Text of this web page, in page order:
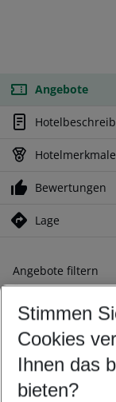
Angebote
Hotelmerkmale
Bewertungen
Lage
Angebote filtern
Ändern Sie Ihre
Abflughafen
Beliebiger
Reisezeitraum
09.08.26–
Stimmen
Cookies
Ihnen das
bieten?